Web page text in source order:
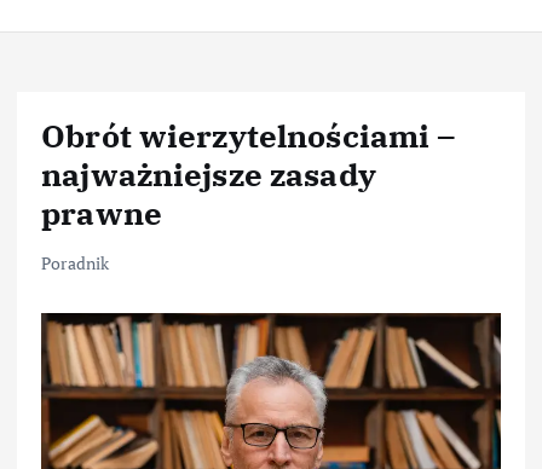
n
Obrót wierzytelnościami –
najważniejsze zasady
prawne
Poradnik